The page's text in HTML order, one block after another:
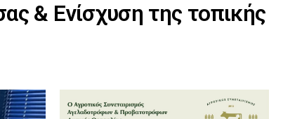
& Ενίσχυση της τοπικής